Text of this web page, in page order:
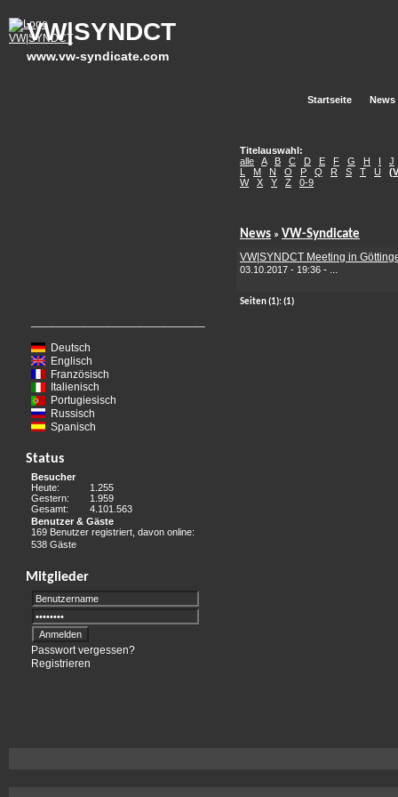
VW|SYNDCT
www.vw-syndicate.com
Startseite News
Deutsch
Englisch
Französisch
Italienisch
Portugiesisch
Russisch
Spanisch
Status
Besucher
Heute:
1.255
Gestern:
1.959
Gesamt:
4.101.563
Benutzer & Gäste
169 Benutzer registriert, davon online:
538 Gäste
Mitglieder
Passwort vergessen?
Registrieren
Titelauswahl:
alle
A B C D E F G H I
J
L
M N O P Q R S T U (V
W
X Y Z 0-9
News » VW-Syndicate
VW|SYNDCT Meeting in
03.10.2017 - 19:36 - ...
Seiten(1):(1)